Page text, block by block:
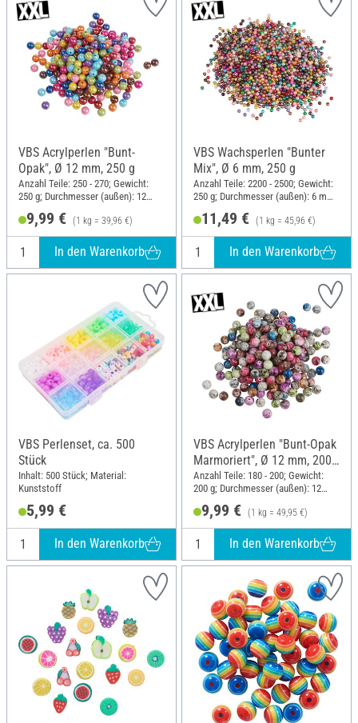
VBS Acrylperlen "Bunt-
Opak", Ø 12 mm, 250 g
Anzahl Teile: 250 - 270; Gewicht:
250 g; Durchmesser (außen): 12
9,99 € (1 kg = 39,96 €)
In den Warenkorb
VBS Wachsperlen "Bunter
Mix", Ø 6 mm, 250 g
Anzahl Teile: 2200 - 2500; Gewicht:
250 g; Durchmesser (außen): 6 mm;
11,49 € (1 kg = 45,96 €)
In den Warenkorb
VBS Perlenset, ca. 500
Stück
Inhalt: 500 Stück; Material:
Kunststoff
5,99 €
In den Warenkorb
VBS Acrylperlen "Bunt-Opak
Marmoriert", Ø 12 mm, 200
g
Anzahl Teile: 180 - 200; Gewicht:
200 g; Durchmesser (außen): 12
9,99 € (1 kg = 49,95 €)
In den Warenkorb